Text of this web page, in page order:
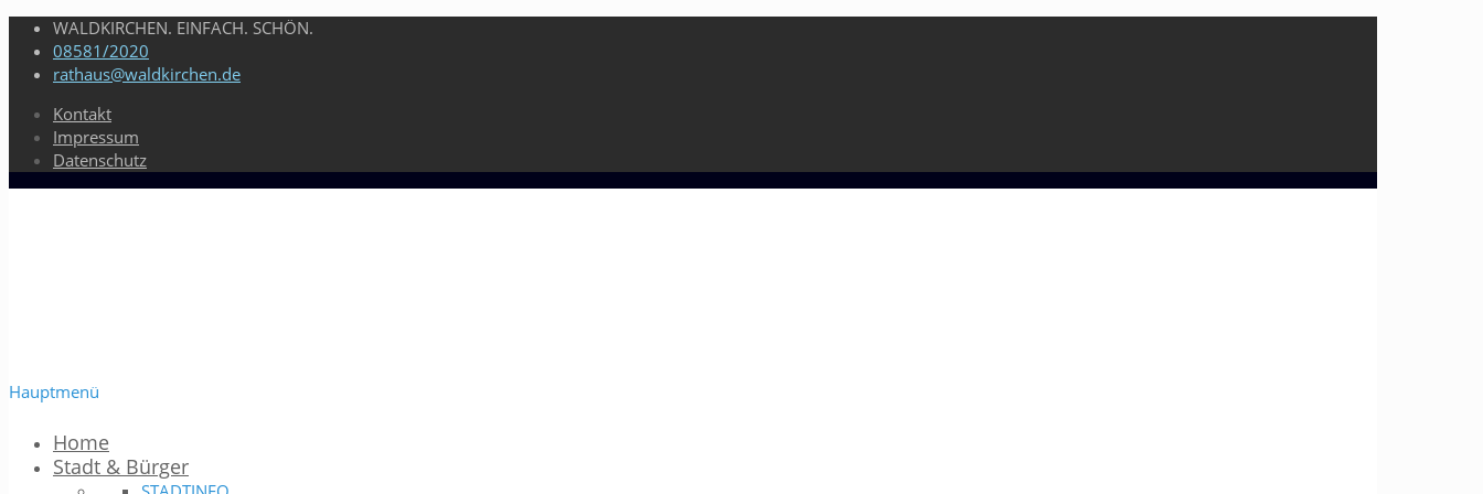
WALDKIRCHEN. EINFACH. SCHÖN.
08581/2020
rathaus@waldkirchen.de
Kontakt
Impressum
Datenschutz
Hauptmenü
Home
Stadt & Bürger